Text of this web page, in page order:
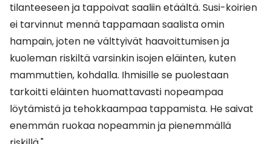
tilanteeseen ja tappoivat saaliin etäältä. Susi-koirien
ei tarvinnut mennä tappamaan saalista omin
hampain, joten ne välttyivät haavoittumisen ja
kuoleman riskiltä varsinkin isojen eläinten, kuten
mammuttien, kohdalla. Ihmisille se puolestaan
tarkoitti eläinten huomattavasti nopeampaa
löytämistä ja tehokkaampaa tappamista. He saivat
enemmän ruokaa nopeammin ja pienemmällä